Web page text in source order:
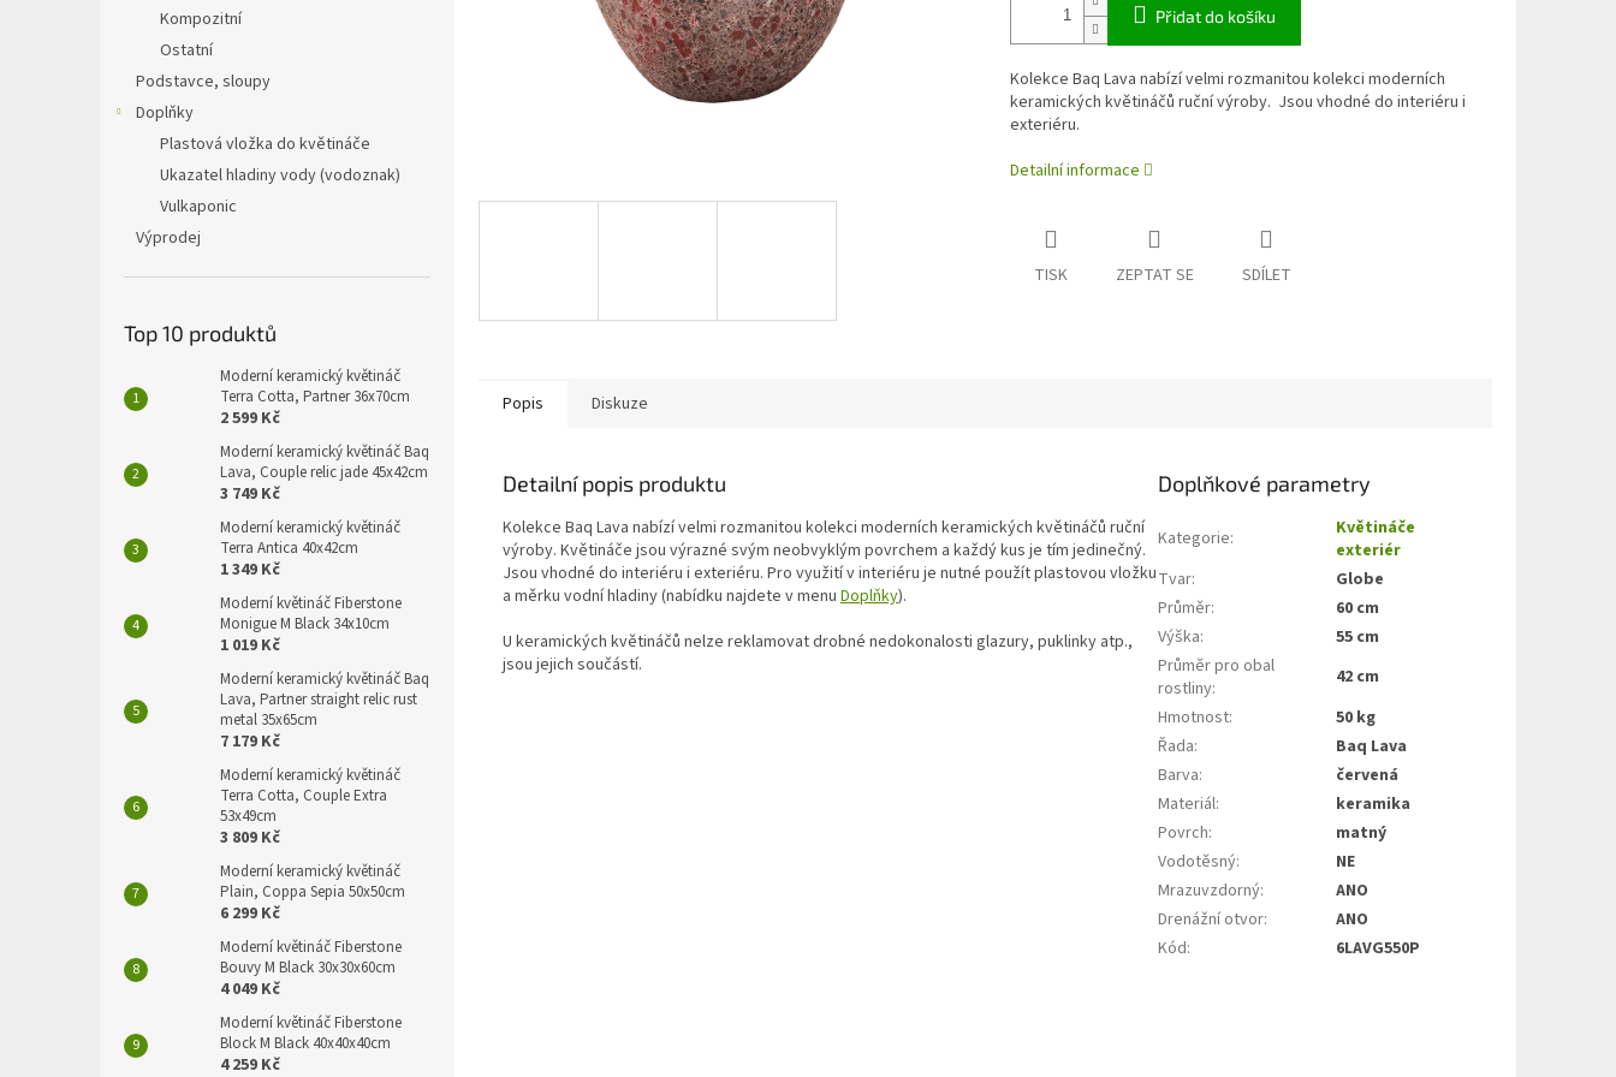
Kompozitní
Ostatní
Podstavce, sloupy
Doplňky
Plastová vložka do květináče
Ukazatel hladiny vody (vodoznak)
Vulkaponic
Výprodej
Top 10 produktů
Moderní keramický květináč
Terra Cotta, Partner 36x70cm
2 599 Kč
Moderní keramický květináč Baq
Lava, Couple relic jade 45x42cm
3 749 Kč
Moderní keramický květináč
Terra Antica 40x42cm
1 349 Kč
Moderní květináč Fiberstone
Monigue M Black 34x10cm
1 019 Kč
Moderní keramický květináč Baq
Lava, Partner straight relic rust
metal 35x65cm
7 179 Kč
Moderní keramický květináč
Terra Cotta, Couple Extra
53x49cm
3 809 Kč
Moderní keramický květináč
Plain, Coppa Sepia 50x50cm
6 299 Kč
Moderní květináč Fiberstone
Bouvy M Black 30x30x60cm
4 049 Kč
Moderní květináč Fiberstone
Block M Black 40x40x40cm
4 259 Kč
Přidat do košíku
Kolekce Baq Lava nabízí velmi rozmanitou kolekci moderních
keramických květináčů ruční výroby. Jsou vhodné do interiéru i
exteriéru.
Detailní informace
TISK ZEPTAT SE SDÍLET
Popis Diskuze
Detailní popis produktu
Kolekce Baq Lava nabízí velmi rozmanitou kolekci moderních keramických květináčů ruční
výroby. Květináče jsou výrazné svým neobvyklým povrchem a každý kus je tím jedinečný.
Jsou vhodné do interiéru i exteriéru. Pro využití v interiéru je nutné použít plastovou vložku
a měrku vodní hladiny (nabídku najdete v menu Doplňky).
U keramických květináčů nelze reklamovat drobné nedokonalosti glazury, puklinky atp.,
jsou jejich součástí.
Doplňkové parametry
Kategorie:
Květináče
exteriér
Tvar:
Globe
Průměr:
60 cm
Výška:
55 cm
Průměr pro obal
rostliny:
42 cm
Hmotnost:
50 kg
Řada:
Baq Lava
Barva:
červená
Materiál:
keramika
Povrch:
matný
Vodotěsný:
NE
Mrazuvzdorný:
ANO
Drenážní otvor:
ANO
Kód: 6LAVG550P